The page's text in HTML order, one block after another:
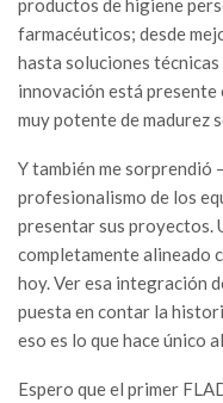
productos de higiene
farmacéuticos; desde
hasta soluciones
innovación está presente
muy potente de madurez
Y también me
profesionalismo de los
presentar sus proyectos.
completamente alineado
hoy. Ver esa integración
puesta en contar la
eso es lo que hace único
Espero que el primer